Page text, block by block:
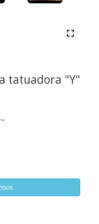
tatuadora "Y"